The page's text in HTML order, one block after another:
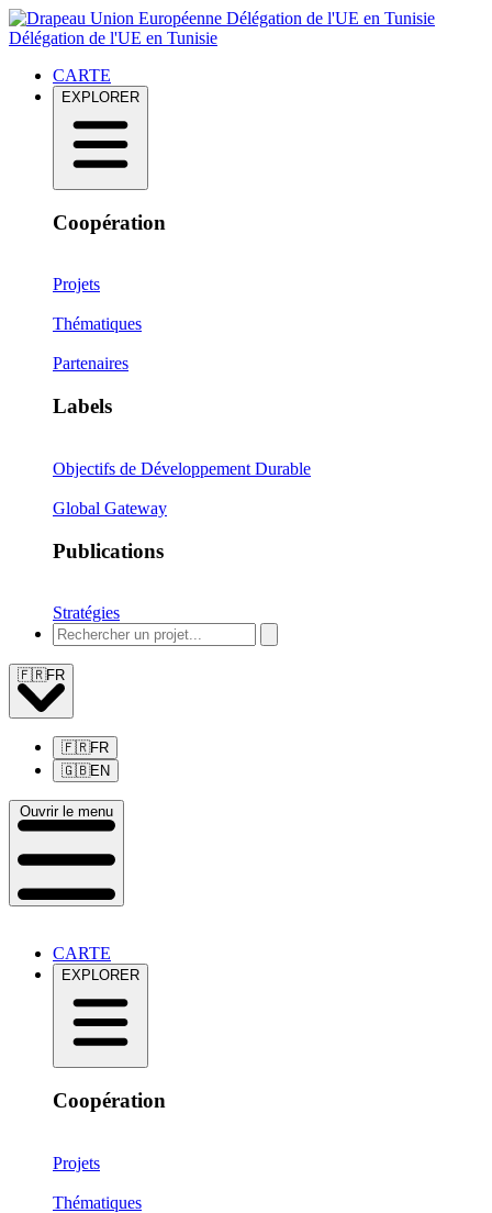
Délégation de l'UE en Tunisie
Délégation de l'UE en Tunisie
CARTE
EXPLORER
Coopération
Projets
Thématiques
Partenaires
Labels
Objectifs de Développement Durable
Global Gateway
Publications
Stratégies
🇫🇷FR
🇫🇷FR
🇬🇧EN
Ouvrir le menu
CARTE
EXPLORER
Coopération
Projets
Thématiques